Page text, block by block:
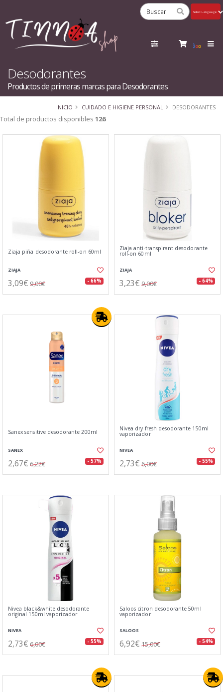
Desodorantes
Productos de primeras marcas para Desodorantes
INICIO CUIDADO E HIGIENE PERSONAL DESODORANTES
Total de productos disponibles 126
Ziaja piña desodorante roll-on 60ml
ZIAJA
3,09€ 9,00€ - 66%
Ziaja anti-transpirant desodorante
roll-on 60ml
ZIAJA
3,23€ 9,00€ - 64%
Sanex sensitive desodorante 200ml
SANEX
2,67€ 6,22€ - 57%
Nivea dry fresh desodorante 150ml
vaporizador
NIVEA
2,73€ 6,00€ - 55%
Nivea black&white desodorante
original 150ml vaporizador
NIVEA
2,73€ 6,00€ - 55%
Saloos citron desodorante 50ml
vaporizador
SALOOS
6,92€ 15,00€ - 54%